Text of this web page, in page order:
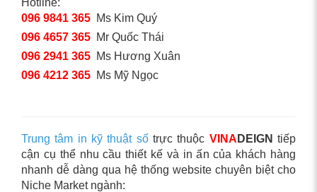
Hotline:
096 9841 365 Ms Kim Quý
096 4657 365 Mr Quốc Thái
096 2941 365 Ms Hương Xuân
096 4212 365 Ms Mỹ Ngọc
Trung tâm in kỹ thuật sốtrực thuộc VINA DEIGN tiếp
cận cụ thể nhu cầu thiết kế và in ấn của khách hàng
nhanh dễ dàng qua hệ thống website chuyên biệt cho
Niche Market ngành: